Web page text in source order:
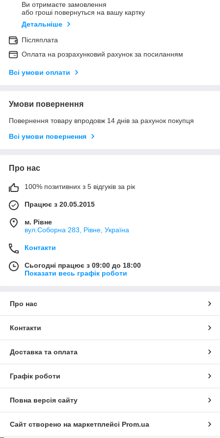
Ви отримаєте замовлення
або гроші повернуться на вашу картку
Детальніше
Післяплата
Оплата на розрахунковий рахунок за посиланням
Всі умови оплати
Умови повернення
Повернення товару впродовж 14 днів за рахунок покупця
Всі умови повернення
Про нас
100% позитивних з 5 відгуків за рік
Працює з 20.05.2015
м. Рівне
вул.Соборна 283, Рівне, Україна
Контакти
Сьогодні працює з 09:00 до 18:00
Показати весь графік роботи
Про нас
Контакти
Доставка та оплата
Графік роботи
Повна версія сайту
Сайт створено на маркетплейсі Prom.ua